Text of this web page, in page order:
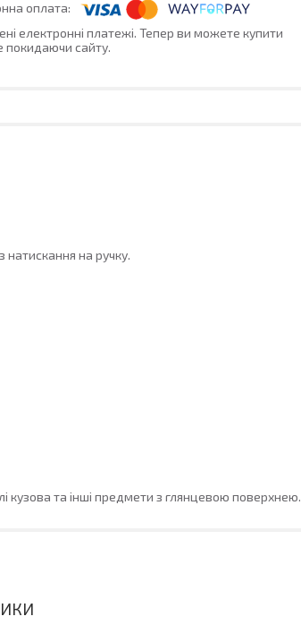
електронні платежі. Тепер ви можете купити
покидаючи сайту.
натискання на ручку.
кузова та інші предмети з глянцевою поверхнею.